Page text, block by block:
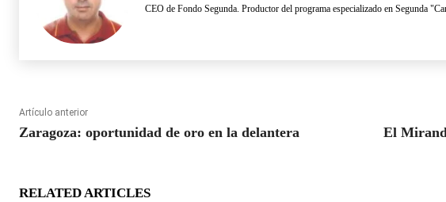
CEO de Fondo Segunda. Productor del programa especializado en Segunda
Artículo anterior
Zaragoza: oportunidad de oro en la delantera El
RELATED ARTICLES